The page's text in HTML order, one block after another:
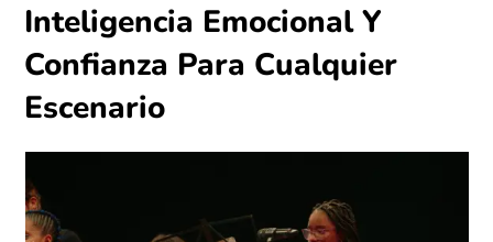
Inteligencia Emocional Y
Confianza Para Cualquier
Escenario